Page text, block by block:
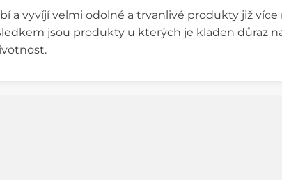
a vyvíjí velmi odolné a trvanlivé produkty již více
jsou produkty u kterých je kladen důraz